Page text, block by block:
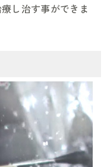
し治す事ができま